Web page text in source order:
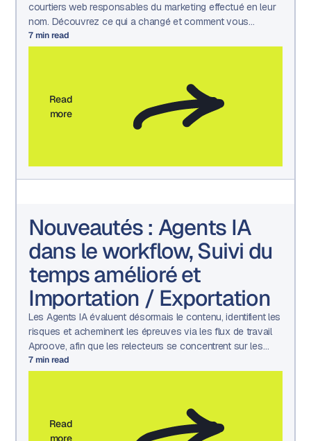
courtiers web responsables du marketing effectué en leur
nom. Découvrez ce qui a changé et comment vous
préparer.
7min read
Read
more
Nouveautés : Agents IA
dans le workflow, Suivi du
temps amélioré et
Importation / Exportation
Les Agents IA évaluent désormais le contenu, identifient les
risques et acheminent les épreuves via les flux de travail
Aproove, afin que les relecteurs se concentrent sur les
décisions qui nécessitent une intervention humaine.
7min read
Read
more